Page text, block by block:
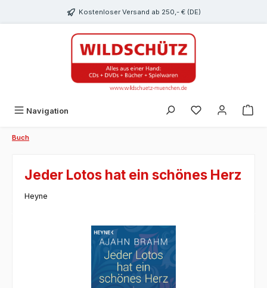
Kostenloser Versand ab 250,- € (DE)
Navigation Du hast 0
Buch
Jeder Lotos hat ein schönes Herz
Heyne
Bildergalerie überspringen